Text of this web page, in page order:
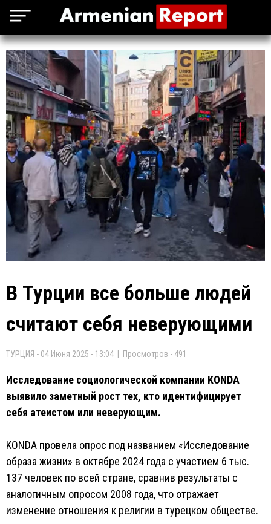
В Турции все больше людей
считают себя неверующими
ТУРЦИЯ - 04 Июня 2025 - 13:04 | Просмотров - 491
Исследование социологической компании KONDA
выявило заметный рост тех, кто идентифицирует
себя атеистом или неверующим.
KONDA провела опрос под названием «Исследование
образа жизни» в октябре 2024 года с участием 6 тыс.
137 человек по всей стране, сравнив результаты с
аналогичным опросом 2008 года, что отражает
изменение отношения к религии в турецком обществе.